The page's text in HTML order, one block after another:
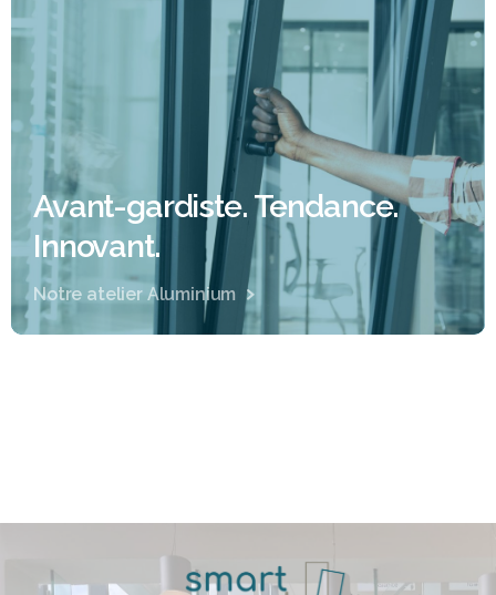
Avant-gardiste. Tendance.
Innovant.
Notre atelier Aluminium